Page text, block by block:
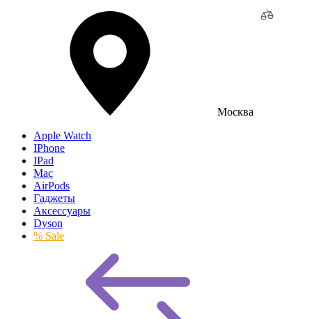
Москва
Apple Watch
IPhone
IPad
Mac
AirPods
Гаджеты
Аксессуары
Dyson
% Sale